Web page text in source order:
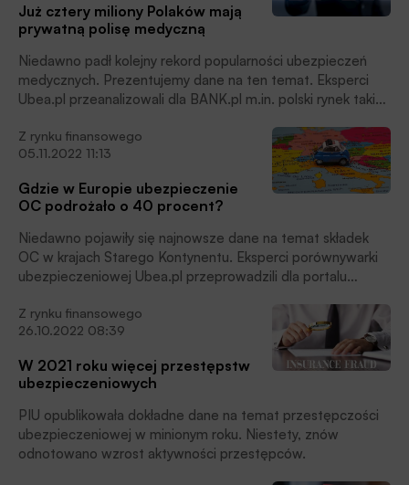
Już cztery miliony Polaków mają
prywatną polisę medyczną
Niedawno padł kolejny rekord popularności ubezpieczeń
medycznych. Prezentujemy dane na ten temat. Eksperci
Ubea.pl przeanalizowali dla BANK.pl m.in. polski rynek takich
Z rynku finansowego
05.11.2022 11:13
Gdzie w Europie ubezpieczenie
OC podrożało o 40 procent?
Niedawno pojawiły się najnowsze dane na temat składek
OC w krajach Starego Kontynentu. Eksperci porównywarki
ubezpieczeniowej Ubea.pl przeprowadzili dla portalu
Z rynku finansowego
26.10.2022 08:39
W 2021 roku więcej przestępstw
ubezpieczeniowych
PIU opublikowała dokładne dane na temat przestępczości
ubezpieczeniowej w minionym roku. Niestety, znów
odnotowano wzrost aktywności przestępców.